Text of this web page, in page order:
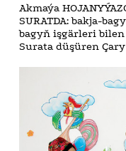
Akmaýa
SURATDA: bakja-
bagyň işgärleri
Surata düşüren Çary